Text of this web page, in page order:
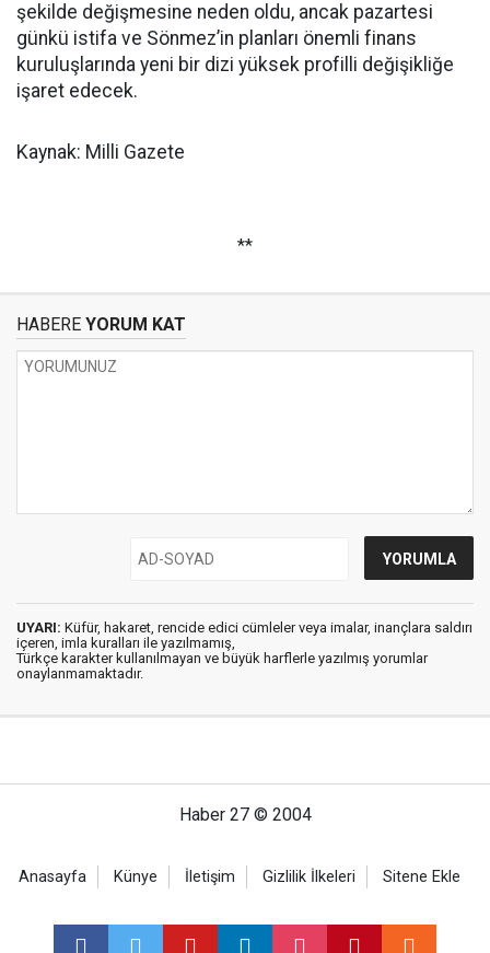
şekilde değişmesine neden oldu, ancak pazartesi
günkü istifa ve Sönmez’in planları önemli finans
kuruluşlarında yeni bir dizi yüksek profilli değişikliğe
işaret edecek.
Kaynak: Milli Gazete
**
HABERE YORUM KAT
UYARI: Küfür, hakaret, rencide edici cümleler veya imalar, inançlara saldırı
içeren, imla kuralları ile yazılmamış,
Türkçe karakter kullanılmayan ve büyük harflerle yazılmış yorumlar
onaylanmamaktadır.
Haber 27 © 2004
Anasayfa Künye İletişim Gizlilik İlkeleri Sitene Ekle